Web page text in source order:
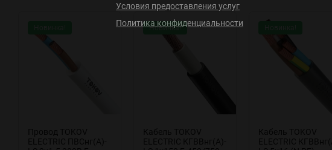
Новинка!
Условия предоставления услуг
Политика конфиденциальности